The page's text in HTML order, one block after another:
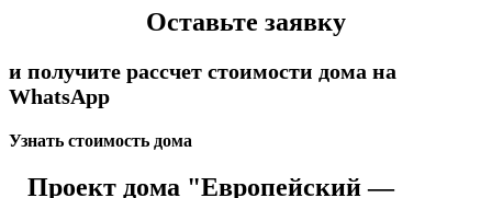
Оставьте заявку
и получите рассчет стоимости дома на
WhatsApp
Узнать стоимость дома
Проект дома "Европейский —